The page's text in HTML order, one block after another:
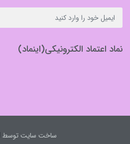
نماد اعتماد الکترونیکی(اینماد)
ساخت سایت توسط